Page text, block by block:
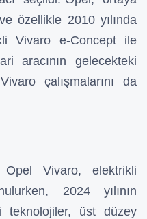
özellikle 2010 yılında
Vivaro e-Concept ile
aracının gelecekteki
çalışmalarını da
Vivaro, elektrikli
2024 yılının
teknolojiler, üst düzey